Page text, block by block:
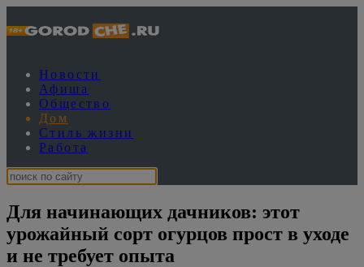
Новости
Афиша
Общество
Дом
Стиль жизни
Работа
Для начинающих дачников: этот
урожайный сорт огурцов прост в уходе
и не требует опыта